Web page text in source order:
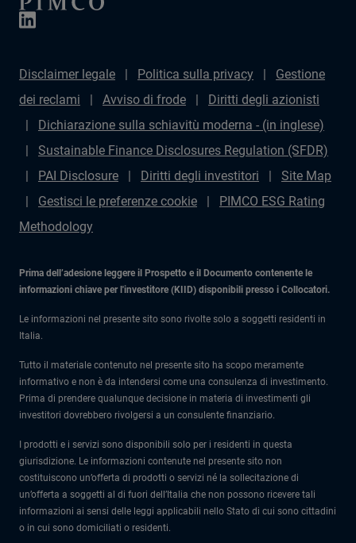
Disclaimer legale Politica sulla privacy
Gestione
dei reclami
Avviso di frode
Diritti degli azionisti
Dichiarazione sulla schiavitù moderna - (in inglese)
Sustainable Finance Disclosures Regulation (SFDR)
PAI Disclosure
Diritti degli investitori
Site Map
Gestisci le preferenze cookie
PIMCO ESG Rating
Methodology
Prima dell’adesione leggere il Prospetto e il Documento contenente le
informazioni chiave per l'investitore (KIID) disponibili presso i Collocatori.
Le informazioni nel presente sito sono rivolte solo a soggetti residenti in
Italia.
Tutto il materiale contenuto nel presente sito ha scopo meramente
informativo e non è da intendersi come una consulenza di investimento.
Prima di prendere qualunque decisione in materia di investimenti gli
investitori dovrebbero rivolgersi a un consulente finanziario.
I prodotti e i servizi sono disponibili solo per i residenti in questa
giurisdizione. Le informazioni contenute nel presente sito non
costituiscono un’offerta di prodotti o servizi né la sollecitazione di
un’offerta a soggetti al di fuori dell’Italia che non possono ricevere tali
informazioni ai sensi delle leggi applicabili nello Stato di cui sono cittadini
o in cui sono domiciliati o residenti.